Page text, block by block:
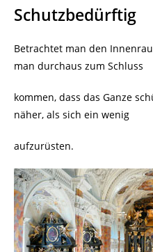
Schutzbedürftig
Betrachtet man den
man durchaus zum Schluss
kommen, dass das Ganze
näher, als sich ein wenig
aufzurüsten.